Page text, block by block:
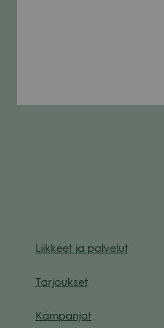
Liik­keet ja pal­ve­lut
Tar­jouk­set
Kam­pan­jat